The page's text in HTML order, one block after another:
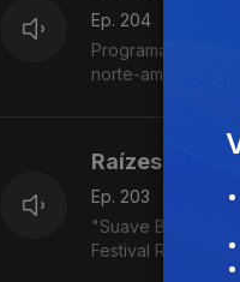
Ep. 204
Programa Acervo Origens,
norte-americano
Raízes
Ep. 203
17 dez.
"Suave Bruta -
Festival